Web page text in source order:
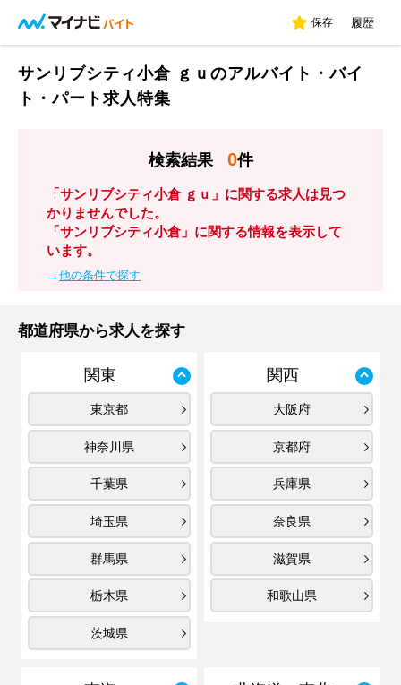
保存 履歴
サンリブシティ小倉 ｇｕのアルバイト・バイ
ト・パート求人特集
検索結果 0件
「サンリブシティ小倉 ｇｕ」に関する求人は見つ
かりませんでした。
「サンリブシティ小倉」に関する情報を表示して
います。
→他の条件で探す
都道府県から求人を探す
関東
東京都
神奈川県
千葉県
埼玉県
群馬県
栃木県
茨城県
関西
大阪府
京都府
兵庫県
奈良県
滋賀県
和歌山県